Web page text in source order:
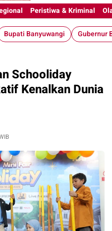
Peristiwa & Kriminal
Bupati Banyuwangi Gubernur
Schooliday
Kenalkan Dunia